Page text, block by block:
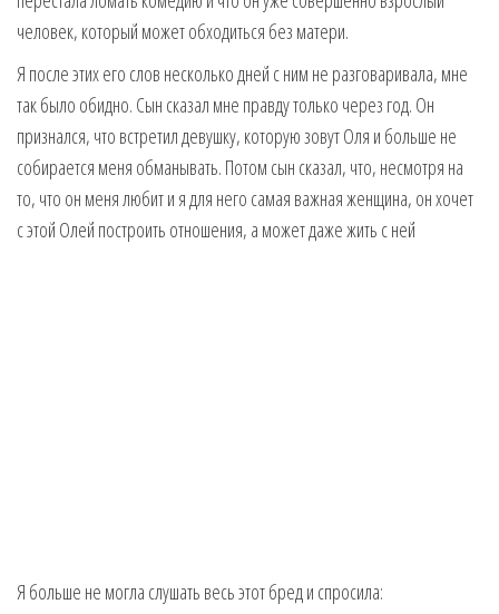
человек, который может обходиться без матери.
Я после этих его слов несколько дней с ним не разговаривала, мне
так было обидно. Сын сказал мне правду только через год. Он
признался, что встретил девушку, которую зовут Оля и больше не
собирается меня обманывать. Потом сын сказал, что, несмотря на
то, что он меня любит и я для него самая важная женщина, он хочет
с этой Олей построить отношения, а может даже жить с ней
Я больше не могла слушать весь этот бред и спросила: